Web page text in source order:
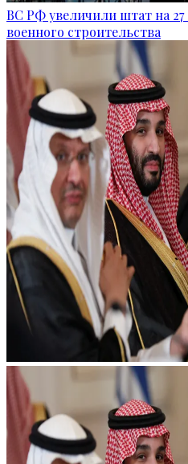
ВС РФ увеличили штат на 27
военного строительства